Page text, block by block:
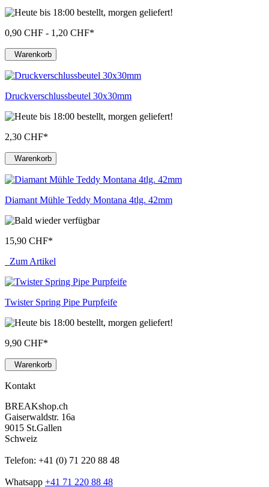
0,90 CHF - 1,20 CHF*
Warenkorb
Druckverschlussbeutel 30x30mm
2,30 CHF*
Warenkorb
Diamant Mühle Teddy Montana 4tlg. 42mm
15,90 CHF*
Zum Artikel
Twister Spring Pipe Purpfeife
9,90 CHF*
Warenkorb
Kontakt
BREAKshop.ch
Gaiserwaldstr. 16a
9015 St.Gallen
Schweiz
Telefon: +41 (0) 71 220 88 48
Whatsapp +41 71 220 88 48